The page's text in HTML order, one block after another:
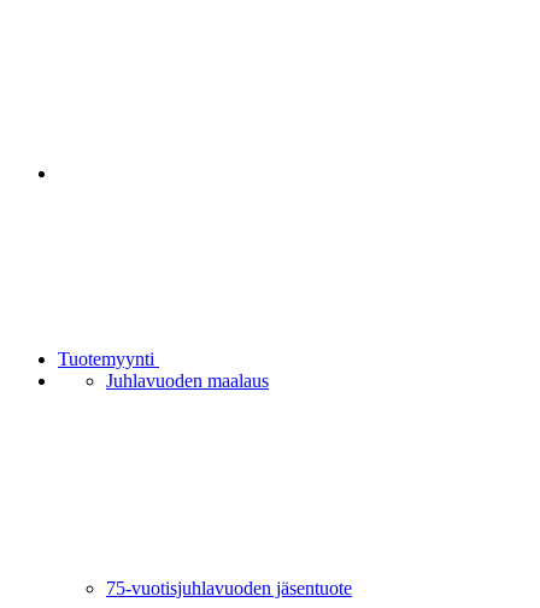
Tuotemyynti
Juhlavuoden maalaus
75-vuotisjuhlavuoden jäsentuote